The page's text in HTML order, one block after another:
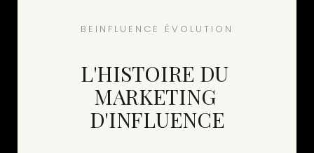
BEINFLUENCE ÉVOLUTION
L'HISTOIRE DU
MARKETING
D'INFLUENCE